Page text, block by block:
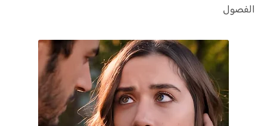
الفصول